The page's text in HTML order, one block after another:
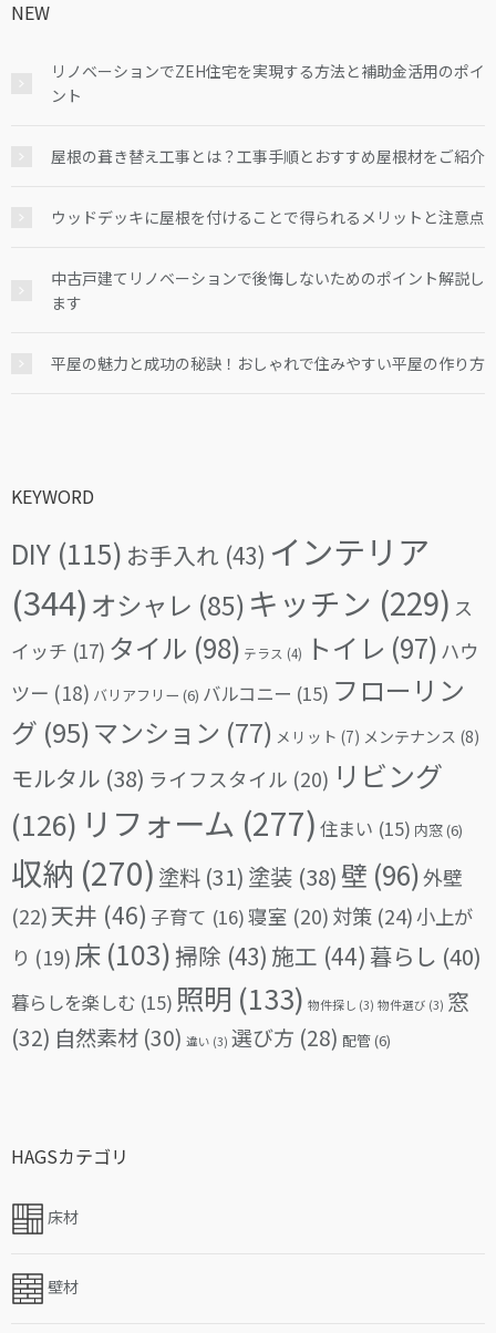
NEW
リノベーションでZEH住宅を実現する方法と補助金活用のポイ
ント
屋根の葺き替え工事とは？工事手順とおすすめ屋根材をご紹介
ウッドデッキに屋根を付けることで得られるメリットと注意点
中古戸建てリノベーションで後悔しないためのポイント解説し
ます
平屋の魅力と成功の秘訣！おしゃれで住みやすい平屋の作り方
KEYWORD
DIY (115) お手入れ (43) インテリア
(344) オシャレ (85) キッチン (229) ス
イッチ (17) タイル (98) テラス (4) トイレ (97) ハウ
ツー (18) バリアフリー (6) バルコニー (15) フローリン
グ (95)マンション (77) メリット (7) メンテナンス (8)
モルタル (38) ライフスタイル (20) リビング
(126) リフォーム (277) 住まい (15) 内窓(6)
収納 (270) 塗料 (31) 塗装 (38) 壁 (96)外壁
(22)天井 (46) 子育て (16)寝室 (20) 対策 (24)小上が
り (19) 床 (103)掃除 (43) 施工 (44) 暮らし (40)
暮らしを楽しむ (15) 照明 (133) 物件探し (3) 物件選び (3) 窓
(32) 自然素材 (30) 違い (3) 選び方 (28) 配管(6)
HAGSカテゴリ
床材
壁材